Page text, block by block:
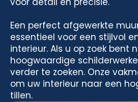
Een perfect afgewerkte
essentieel voor een stijlvol
interieur. Als u op zoek bent
hoogwaardige
verder te zoeken. Onze
om uw interieur naar een
tillen.